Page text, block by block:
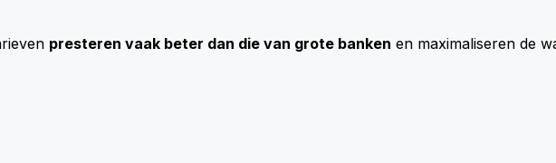
presteren vaak beter dan die van grote banken en maximaliseren de